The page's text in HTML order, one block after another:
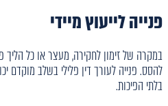
פנייה לייעוץ מיידי
במקרה של זימון לחקירה, מעצר או כל הליך
להסס. פנייה לעורך דין פלילי בשלב מוקדם
בלתי הפיכות.